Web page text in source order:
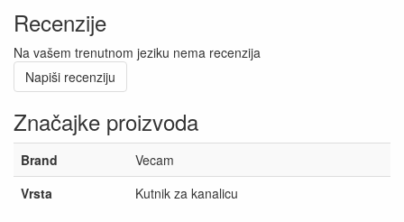
Recenzije
Na vašem trenutnom jeziku nema recenzija
Napiši recenziju
Značajke proizvoda
Brand
Vecam
Vrsta
Kutnik za kanalicu